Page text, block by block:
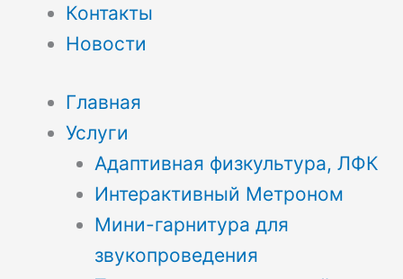
Контакты
Новости
Главная
Услуги
Адаптивная физкультура, ЛФК
Интерактивный Метроном
Мини-гарнитура для
звукопроведения